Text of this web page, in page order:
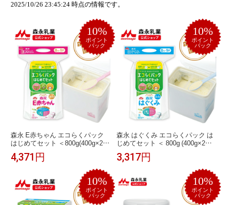
10%
ポイント
バック
森永 E赤ちゃん エコらくパック
はじめてセット ＜800g(400g×2
袋)＞【 森永乳業 公式ショップ】 粉
ミルク 赤ちゃん 育児用 粉乳 ミル
ク 0ヵ月-1歳頃迄 ラクトフェリン
オリゴ糖 ルテイン新生児 乳児用
母乳に近い 成分 フォローアップ
ミルク つめかえ 粉ミルクケース
セット
4,371円
10%
ポイント
バック
森永 はぐくみ エコらくパック は
じめてセット ＜ 800g (400g×2袋)
＞【 森永乳業 公式ショップ】| 粉ミ
ルク 育児用粉乳 ミルク 0ヵ月〜1
歳頃まで ラクトフェリン オリゴ
糖 ルテイン 新生児 乳児用 母乳に
近い 成分 フォローアップミルク
つめかえ 粉ミルクケース セット
3,317円
10%
ポイント
バック
10%
ポイント
バック
2025/10/26 23:45:24 時点の情報です。